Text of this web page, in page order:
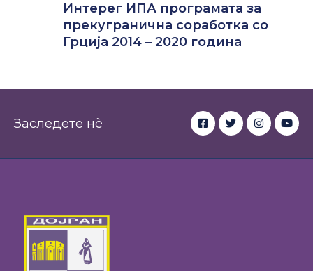
Интерег ИПА програмата за
прекугранична соработка со
Грција 2014 – 2020 година
Заследете нè